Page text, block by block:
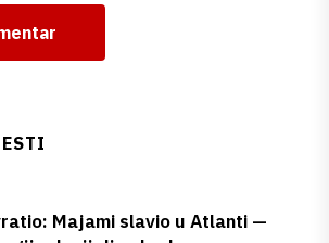
Majami slavio u Atlanti —